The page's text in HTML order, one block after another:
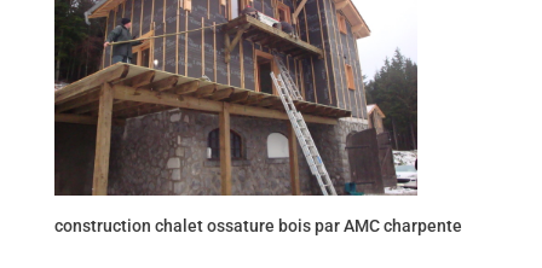
construction chalet ossature bois par AMC charpente